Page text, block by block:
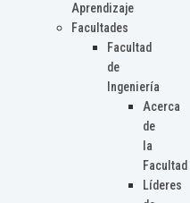
Aprendizaje
Facultades
Facultad
de
Ingeniería
Acerca
de
la
Facultad
Líderes